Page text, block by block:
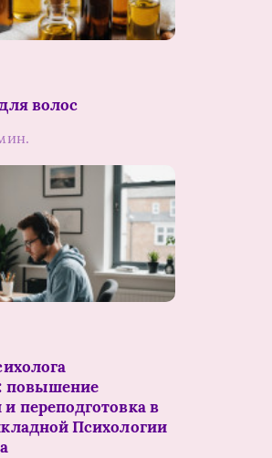
волос
повышение
переподготовка в
Психологии